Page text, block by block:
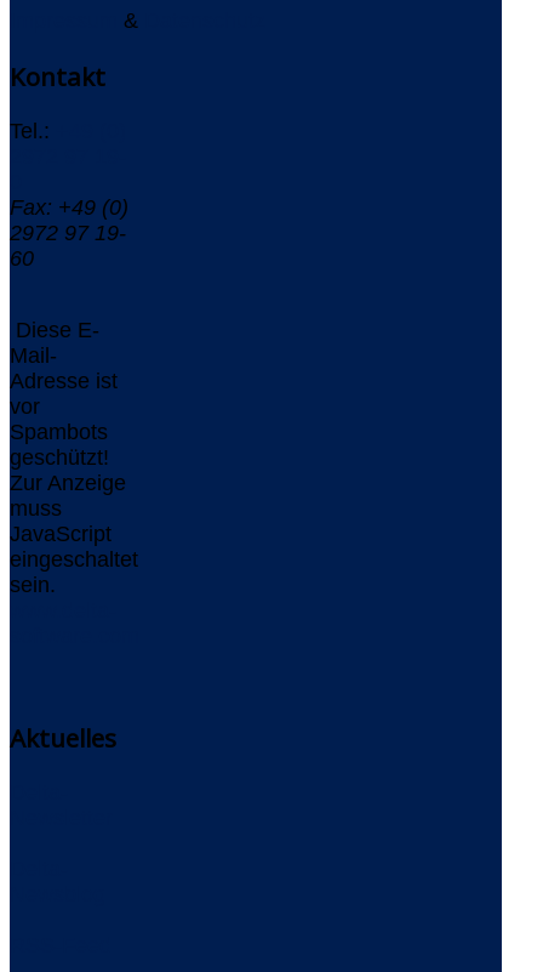
&
Kontakt
Tel.:
Fax: +49 (0)
2972 97 19-
60
Diese E-
Mail-
Adresse ist
vor
Spambots
geschützt!
Zur Anzeige
muss
JavaScript
eingeschaltet
sein.
Aktuelles